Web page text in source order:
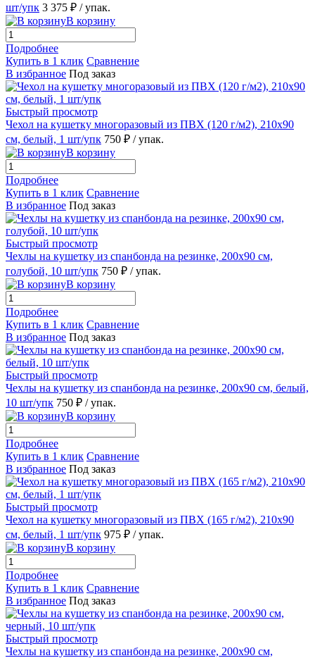
шт/упк 3 375 ₽ / упак.
В корзину
Подробнее
Купить в 1 клик Сравнение
В избранное Под заказ
Быстрый просмотр
Чехол на кушетку многоразовый из ПВХ (120 г/м2), 210х90
см, белый, 1 шт/упк 750 ₽ / упак.
В корзину
Подробнее
Купить в 1 клик Сравнение
В избранное Под заказ
Быстрый просмотр
Чехлы на кушетку из спанбонда на резинке, 200х90 см,
голубой, 10 шт/упк 750 ₽ / упак.
В корзину
Подробнее
Купить в 1 клик Сравнение
В избранное Под заказ
Быстрый просмотр
Чехлы на кушетку из спанбонда на резинке, 200х90 см, белый,
10 шт/упк 750 ₽ / упак.
В корзину
Подробнее
Купить в 1 клик Сравнение
В избранное Под заказ
Быстрый просмотр
Чехол на кушетку многоразовый из ПВХ (165 г/м2), 210х90
см, белый, 1 шт/упк 975 ₽ / упак.
В корзину
Подробнее
Купить в 1 клик Сравнение
В избранное Под заказ
Быстрый просмотр
Чехлы на кушетку из спанбонда на резинке, 200х90 см,